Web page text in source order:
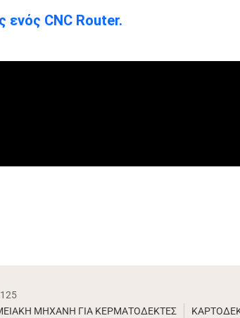
ενός CNC Router.
ΜΗΧΑΝΗ ΓΙΑ ΚΕΡΜΑΤΟΔΕΚΤΕΣ